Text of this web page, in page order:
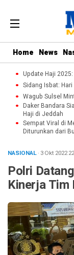
Home News
Update Haji
Sidang Isbat:
Wagub Sulsel
Daker Bandara
Haji di Jeddah
Sempat Viral di
Diturunkan dari
NASIONAL· 3 Okt 2022
Polri
Kinerja